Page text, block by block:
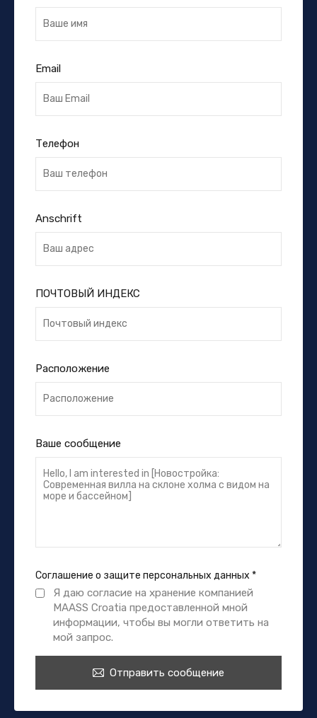
Email
Телефон
Anschrift
ПОЧТОВЫЙ ИНДЕКС
Расположение
Ваше сообщение
Соглашение о защите персональных данных *
Я даю согласие на хранение компанией
MAASS Croatia предоставленной мной
информации, чтобы вы могли ответить на
мой запрос.
Отправить сообщение